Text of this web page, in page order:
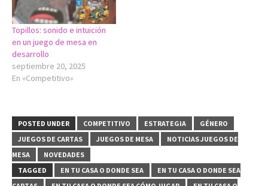
Topillos: sonido e intuición
en un juego de mesa en
desarrollo
septiembre 20, 2025
En «Competitivo»
POSTED UNDER COMPETITIVO ESTRATEGIA
GÉNERO
JUEGOS DE CARTAS
JUEGOS DE MESA
NOTICIAS JUEGOS DE
MESA
NOVEDADES
TAGGED
EN TU CASA O DONDE SEA
EN TU CASA O DONDE SEA